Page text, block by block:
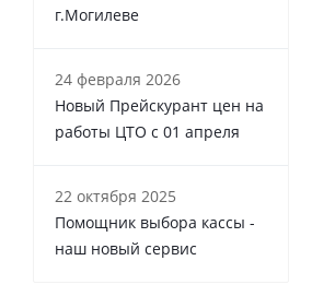
г.Могилеве
24 февраля 2026
Новый Прейскурант цен на
работы ЦТО с 01 апреля
22 октября 2025
Помощник выбора кассы -
наш новый сервис